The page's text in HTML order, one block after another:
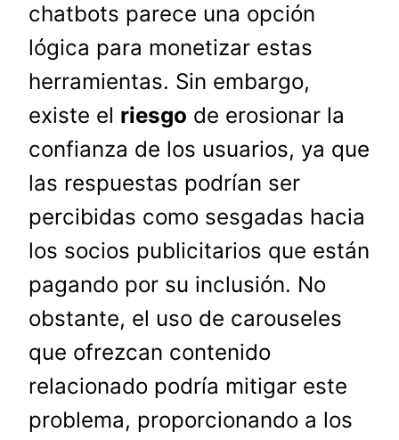
chatbots parece una opción
lógica para monetizar estas
herramientas. Sin embargo,
existe el riesgo de erosionar la
confianza de los usuarios, ya que
las respuestas podrían ser
percibidas como sesgadas hacia
los socios publicitarios que están
pagando por su inclusión. No
obstante, el uso de carouseles
que ofrezcan contenido
relacionado podría mitigar este
problema, proporcionando a los